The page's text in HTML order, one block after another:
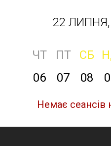
22
ЧТ ПТ СБ
06
07 08
Немає сеансів